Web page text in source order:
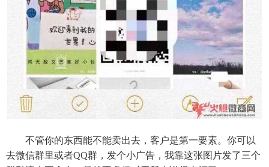
不管你的东西能不能卖出去，客户是第一要素。你可以
去微信群里或者QQ群，发个小广告，我靠这张图片发了三个